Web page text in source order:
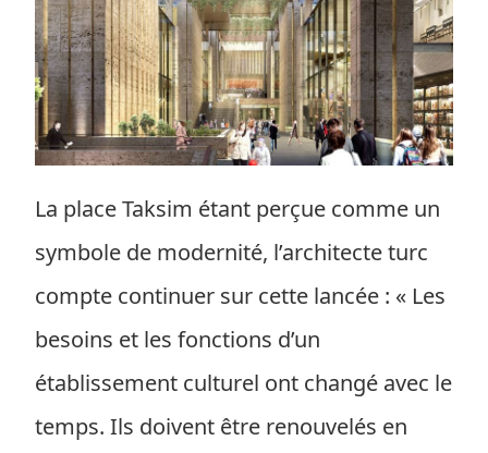
La place Taksim étant perçue comme un
symbole de modernité, l’architecte turc
compte continuer sur cette lancée : « Les
besoins et les fonctions d’un
établissement culturel ont changé avec le
temps. Ils doivent être renouvelés en